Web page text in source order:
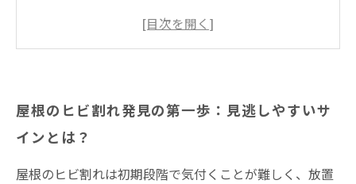
場合の影響
屋根ヒビ割れの早期発見と適切な対処で暮らし
を守ろう
屋根のヒビ割れ発見の第一歩：見逃しやすいサ
インとは？
屋根のヒビ割れは初期段階で気付くことが難しく、放置